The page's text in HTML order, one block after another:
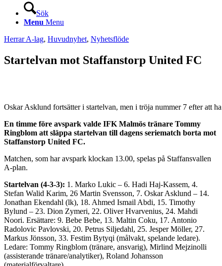
Sök
Menu Menu
Herrar A-lag, Huvudnyhet, Nyhetsflöde
Startelvan mot Staffanstorp United FC
Oskar Asklund fortsätter i startelvan, men i tröja nummer 7 efter att
En timme före avspark valde IFK Malmös tränare Tommy
Ringblom att släppa startelvan till dagens seriematch borta mot
Staffanstorp United FC.
Matchen, som har avspark klockan 13.00, spelas på Staffansvallen
A-plan.
Startelvan (4-3-3): 1. Marko Lukic – 6. Hadi Haj-Kassem, 4.
Stefan Walid Karim, 26 Martin Svensson, 7. Oskar Asklund – 14.
Jonathan Ekendahl (lk), 18. Ahmed Ismail Abdi, 15. Timothy
Bylund – 23. Dion Zymeri, 22. Oliver Hvarvenius, 24. Mahdi
Noori. Ersättare: 9. Bebe Bebe, 13. Maltin Coku, 17. Antonio
Radolovic Pavlovski, 20. Petrus Siljedahl, 25. Jesper Möller, 27.
Markus Jönsson, 33. Festim Bytyqi (målvakt, spelande ledare).
Ledare: Tommy Ringblom (tränare, ansvarig), Mirlind Mejzinolli
(assisterande tränare/analytiker), Roland Johansson